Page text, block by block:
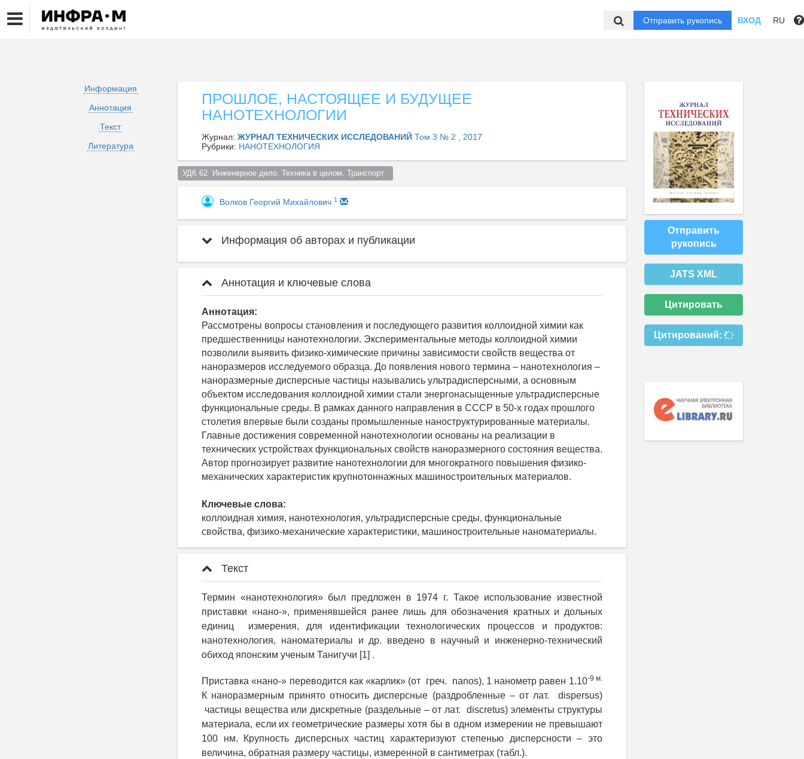
Отправить рукопись ВХОД RU
Информация
Аннотация
Текст
Литература
ПРОШЛОЕ, НАСТОЯЩЕЕ И БУДУЩЕЕ
НАНОТЕХНОЛОГИИ
Журнал: ЖУРНАЛ ТЕХНИЧЕСКИХ ИССЛЕДОВАНИЙ Том 3 № 2 , 2017
Рубрики: НАНОТЕХНОЛОГИЯ
УДК 62  Инженерное дело. Техника в целом. Транспорт
Волков Георгий Михайлович 1
Информация об авторах и публикации
Аннотация и ключевые слова
Аннотация:
Рассмотрены вопросы становления и последующего развития коллоидной химии как
предшественницы нанотехнологии. Экспериментальные методы коллоидной химии
позволили выявить физико-химические причины зависимости свойств вещества от
наноразмеров исследуемого образца. До появления нового термина – нанотехнология –
наноразмерные дисперсные частицы назывались ультрадисперсными, а основным
объектом исследования коллоидной химии стали энергонасыщенные ультрадисперсные
функциональные среды. В рамках данного направления в СССР в 50-х годах прошлого
столетия впервые были созданы промышленные наноструктурированные материалы.
Главные достижения современной нанотехнологии основаны на реализации в
технических устройствах функциональных свойств наноразмерного состояния вещества.
Автор прогнозирует развитие нанотехнологии для многократного повышения физико-
механических характеристик крупнотоннажных машиностроительных материалов.
Ключевые слова:
коллоидная химия, нанотехнология, ультрадисперсные среды, функциональные
свойства, физико-механические характеристики, машиностроительные наноматериалы.
Текст
Термин «нанотехнология» был предложен в 1974 г. Такое использование известной
приставки «нано-», применявшейся ранее лишь для обозначения кратных и дольных
единиц измерения, для идентификации технологических процессов и продуктов:
нанотехнология, наноматериалы и др. введено в научный и инженерно-технический
обиход японским ученым Танигучи [1] .
Приставка «нано-» переводится как «карлик» (от греч. nanos), 1 нанометр равен 1.10-9 м.
К наноразмерным принято относить дисперсные (раздробленные – от лат. dispersus)
частицы вещества или дискретные (раздельные – от лат. discretus) элементы структуры
материала, если их геометрические размеры хотя бы в одном измерении не превышают
100 нм. Крупность дисперсных частиц характеризуют степенью дисперсности – это
величина, обратная размеру частицы, измеренной в сантиметрах (табл.).
Отправить
рукопись
JATS XML
Цитировать
Цитирований: